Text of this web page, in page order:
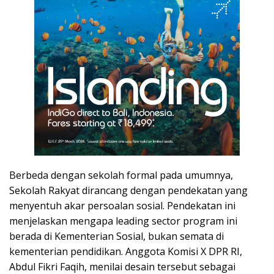
Berbeda dengan sekolah formal pada umumnya,
Sekolah Rakyat dirancang dengan pendekatan yang
menyentuh akar persoalan sosial. Pendekatan ini
menjelaskan mengapa leading sector program ini
berada di Kementerian Sosial, bukan semata di
kementerian pendidikan. Anggota Komisi X DPR RI,
Abdul Fikri Faqih, menilai desain tersebut sebagai